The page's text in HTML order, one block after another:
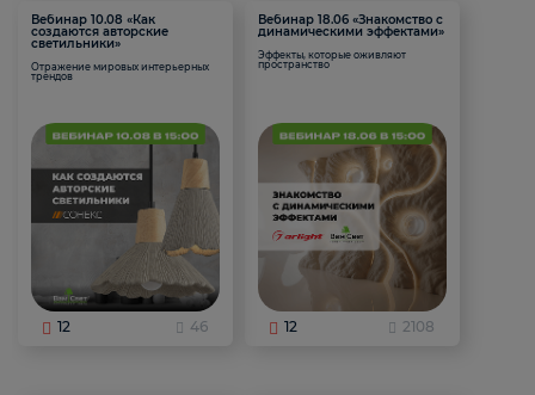
Вебинар 10.08 «Как
создаются авторские
светильники»
Отражение мировых интерьерных
трендов
12 46
Вебинар 18.06 «Знакомство с
динамическими эффектами»
Эффекты, которые оживляют
пространство
12 2108